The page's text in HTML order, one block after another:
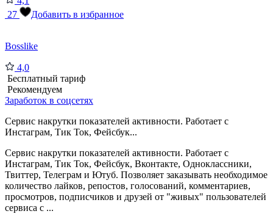
27
Добавить в избранное
Bosslike
4,0
Бесплатный тариф
Рекомендуем
Заработок в соцсетях
Сервис накрутки показателей активности. Работает с
Инстаграм, Тик Ток, Фейсбук...
Сервис накрутки показателей активности. Работает с
Инстаграм, Тик Ток, Фейсбук, Вконтакте, Одноклассники,
Твиттер, Телеграм и Ютуб. Позволяет заказывать необходимое
количество лайков, репостов, голосований, комментариев,
просмотров, подписчиков и друзей от "живых" пользователей
сервиса с ...